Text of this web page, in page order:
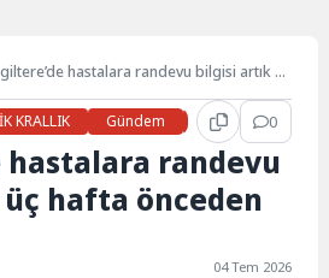
hastalara randevu bilgisi artık üç
KRALLIK Gündem Haberler 0
randevu
hafta önceden
04 Tem 2026